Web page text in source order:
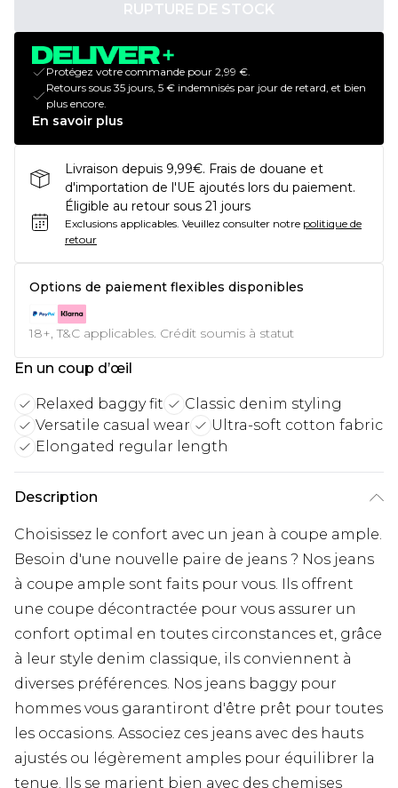
RUPTURE DE STOCK
Protégez votre commande pour 2,99 €.
Retours sous 35 jours, 5 € indemnisés par jour de retard, et bien
plus encore.
En savoir plus
Livraison depuis 9,99€. Frais de douane et
d'importation de l'UE ajoutés lors du paiement.
Éligible au retour sous 21 jours
Exclusions applicables. Veuillez consulter notre politique de
retour
Options de paiement flexibles disponibles
18+, T&C applicables. Crédit soumis à statut
En un coup d’œil
Relaxed baggy fit
Classic denim styling
Versatile casual wear
Ultra-soft cotton fabric
Elongated regular length
Description
Choisissez le confort avec un jean à coupe ample.
Besoin d'une nouvelle paire de jeans ? Nos jeans
à coupe ample sont faits pour vous. Ils offrent
une coupe décontractée pour vous assurer un
confort optimal en toutes circonstances et, grâce
à leur style denim classique, ils conviennent à
diverses préférences. Nos jeans baggy pour
hommes vous garantiront d'être prêt pour toutes
les occasions. Associez ces jeans avec des hauts
ajustés ou légèrement amples pour équilibrer la
tenue. Ils se marient bien avec des chemises